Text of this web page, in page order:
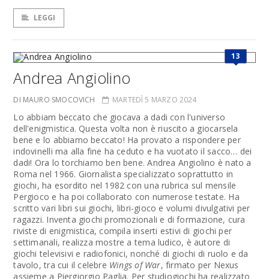
LEGGI
13
Andrea Angiolino
DI MAURO SMOCOVICH MARTEDÌ 5 MARZO 2024
Lo abbiam beccato che giocava a dadi con l'universo
dell'enigmistica. Questa volta non è riuscito a giocarsela
bene e lo abbiamo beccato! Ha provato a rispondere per
indovinelli ma alla fine ha ceduto e ha vuotato il sacco… dei
dadi! Ora lo torchiamo ben bene. Andrea Angiolino è nato a
Roma nel 1966. Giornalista specializzato soprattutto in
giochi, ha esordito nel 1982 con una rubrica sul mensile
Pergioco e ha poi collaborato con numerose testate. Ha
scritto vari libri sui giochi, libri-gioco e volumi divulgativi per
ragazzi. Inventa giochi promozionali e di formazione, cura
riviste di enigmistica, compila inserti estivi di giochi per
settimanali, realizza mostre a tema ludico, è autore di
giochi televisivi e radiofonici, nonché di giochi di ruolo e da
tavolo, tra cui il celebre Wings of War, firmato per Nexus
assieme a Piergiorgio Paglia. Per studiogiochi ha realizzato